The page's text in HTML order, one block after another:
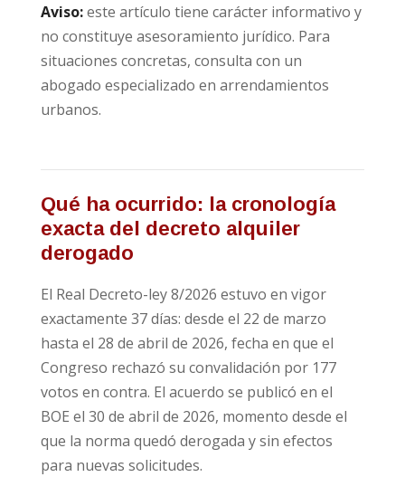
Aviso:este artículo tiene carácter informativo y
no constituye asesoramiento jurídico. Para
situaciones concretas, consulta con un
abogado especializado en arrendamientos
urbanos.
Qué ha ocurrido: la cronología
exacta del decreto alquiler
derogado
El Real Decreto-ley 8/2026 estuvo en vigor
exactamente 37 días: desde el 22 de marzo
hasta el 28 de abril de 2026, fecha en que el
Congreso rechazó su convalidación por 177
votos en contra. El acuerdo se publicó en el
BOE el 30 de abril de 2026, momento desde el
que la norma quedó derogada y sin efectos
para nuevas solicitudes.